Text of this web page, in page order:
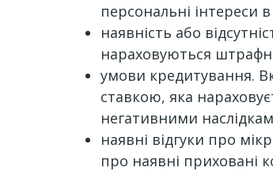
персональні інтереси
наявність або
нараховуються
умови кредитування.
ставкою, яка
негативними
наявні відгуки про
про наявні приховані